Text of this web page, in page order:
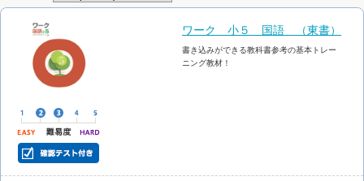
ワーク 小５ 国語 （東書）
書き込みができる教科書参考の基本トレー
ニング教材！